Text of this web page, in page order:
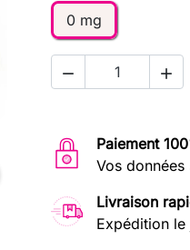
0 mg
 
Paiement
Vos
Livraison
Expédition le